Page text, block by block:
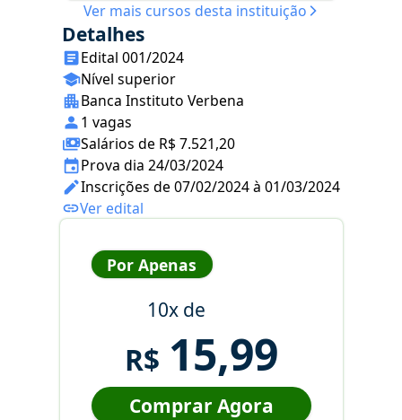
Ver mais cursos desta instituição
Detalhes
Edital 001/2024
Nível superior
Banca Instituto Verbena
1 vagas
Salários de R$ 7.521,20
Prova dia 24/03/2024
Inscrições de 07/02/2024 à 01/03/2024
Ver edital
Por Apenas
10x de
R$ 15,99
Comprar Agora